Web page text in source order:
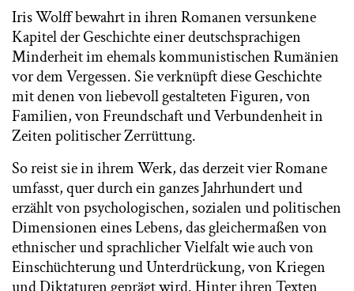
Iris Wolff bewahrt in ihren Romanen versunkene
Kapitel der Geschichte einer deutschsprachigen
Minderheit im ehemals kommunistischen Rumänien
vor dem Vergessen. Sie verknüpft diese Geschichte
mit denen von liebevoll gestalteten Figuren, von
Familien, von Freundschaft und Verbundenheit in
Zeiten politischer Zerrüttung.
So reist sie in ihrem Werk, das derzeit vier Romane
umfasst, quer durch ein ganzes Jahrhundert und
erzählt von psychologischen, sozialen und politischen
Dimensionen eines Lebens, das gleichermaßen von
ethnischer und sprachlicher Vielfalt wie auch von
Einschüchterung und Unterdrückung, von Kriegen